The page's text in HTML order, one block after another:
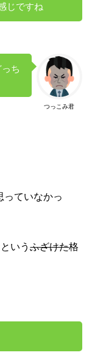
じですね
つっこみ君
ち
っていなかっ
いうふざけた格